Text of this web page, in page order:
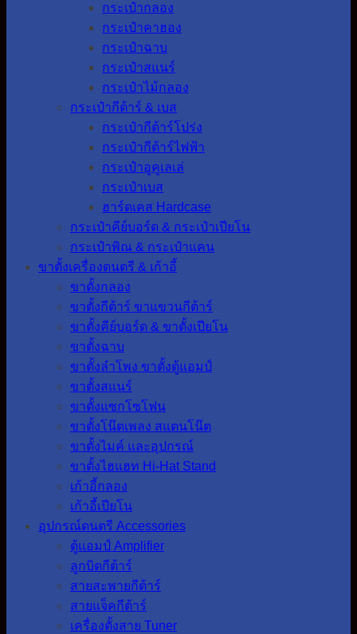
กระเป๋ากลอง
กระเป๋าคาฮอง
กระเป๋าฉาบ
กระเป๋าสแนร์
กระเป๋าไม้กลอง
กระเป๋ากีต้าร์ & เบส
กระเป๋ากีต้าร์โปร่ง
กระเป๋ากีต้าร์ไฟฟ้า
กระเป๋าอูคูเลเล่
กระเป๋าเบส
ฮาร์ดเคส Hardcase
กระเป๋าคีย์บอร์ด & กระเป๋าเปียโน
กระเป๋าพิณ & กระเป๋าแคน
ขาตั้งเครื่องดนตรี & เก้าอี้
ขาตั้งกลอง
ขาตั้งกีต้าร์ ขาแขวนกีต้าร์
ขาตั้งคีย์บอร์ด & ขาตั้งเปียโน
ขาตั้งฉาบ
ขาตั้งลำโพง ขาตั้งตู้แอมป์
ขาตั้งสแนร์
ขาตั้งแซกโซโฟน
ขาตั้งโน๊ตเพลง สแตนโน๊ต
ขาตั้งไมค์ และอุปกรณ์
ขาตั้งไฮแฮท Hi-Hat Stand
เก้าอี้กลอง
เก้าอี้เปียโน
อุปกรณ์ดนตรี Accessories
ตู้แอมป์ Amplifier
ลูกบิดกีต้าร์
สายสะพายกีต้าร์
สายแจ็คกีต้าร์
เครื่องตั้งสาย Tuner